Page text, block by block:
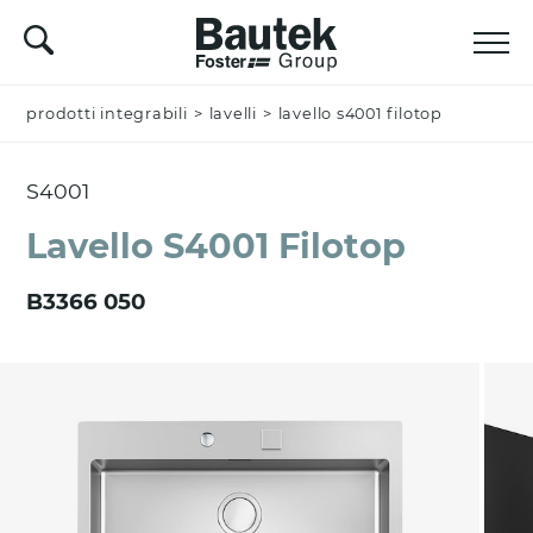
prodotti integrabili > lavelli > lavello s4001 filotop
S4001
Lavello S4001 Filotop
B3366 050
Nominativo *
Azienda
Nazione *